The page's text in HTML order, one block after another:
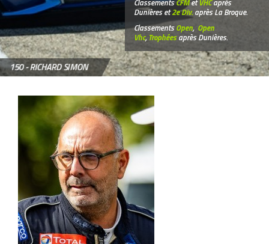
ClassementsCFMetVHCaprès
Dunières et2e Div. après La Broque.
ClassementsOpen, Open
Vhc, Trophéesaprès Dunières.
150 -RICHARD SIMON